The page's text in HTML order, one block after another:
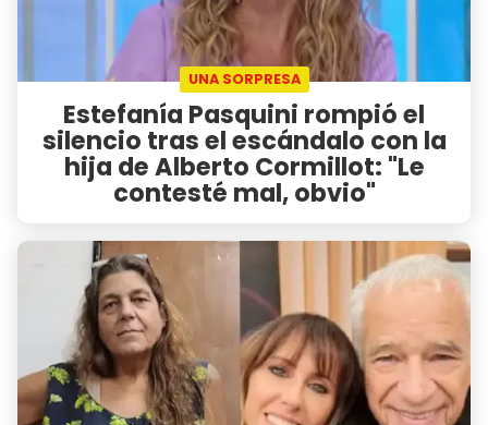
UNA SORPRESA
Estefanía Pasquini rompió el
silencio tras el escándalo con la
hija de Alberto Cormillot: "Le
contesté mal, obvio"